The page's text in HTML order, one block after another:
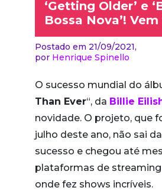
‘Getting Older’ e
Bossa Nova’!
Postado em 21/09/2021,
por Henrique Spinello
O sucesso mundial do
Than Ever“, da Billie
novidade. O projeto, que
julho deste ano, não sai
sucesso e chegou até
plataformas de
onde fez shows incríveis.